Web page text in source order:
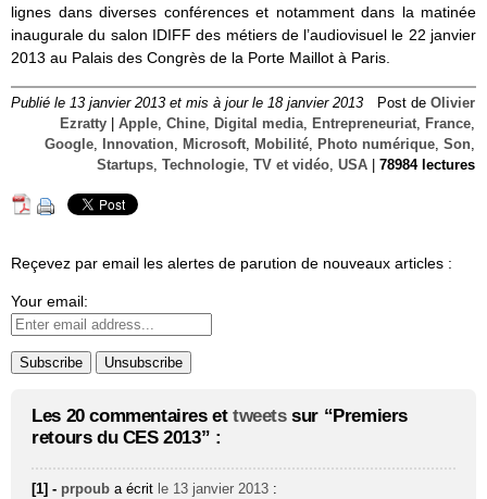
lignes dans diverses conférences et notamment dans la matinée
inaugurale du salon IDIFF des métiers de l’audiovisuel le 22 janvier
2013 au Palais des Congrès de la Porte Maillot à Paris.
Publié le 13 janvier 2013 et mis à jour le 18 janvier 2013 Post de Olivier
Ezratty
Apple Chine Digital media Entrepreneuriat France
Google
Innovation Microsoft Mobilité Photo numérique Son
Startups Technologie TV et vidéo USA 78984 lectures
Reçevez par email les alertes de parution de nouveaux articles :
Your email:
Les 20 commentaires et tweetssur “Premiers
retours du CES 2013” :
[1] - prpoub a écrit le 13 janvier 2013 :